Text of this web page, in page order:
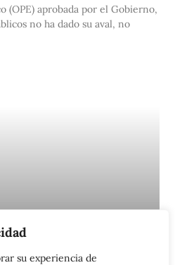
su experiencia de
(OPE) aprobada por el Gobierno,
no ha dado su aval, no
de las 35
General